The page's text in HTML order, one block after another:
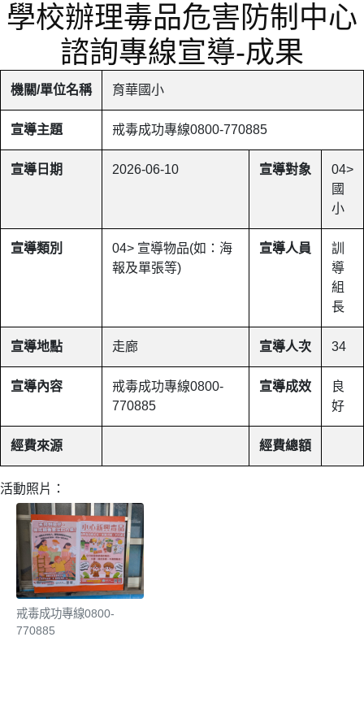
學校辦理毒品危害防制中心
諮詢專線宣導-成果
機關/單位名稱 育華國小
宣導主題 戒毒成功專線0800-770885
宣導日期 2026-06-10 宣導對象
04>
國
小
宣導類別
04> 宣導物品(如：海
報及單張等)
宣導人員
訓
導
組
長
宣導地點 走廊 宣導人次 34
宣導內容
戒毒成功專線0800-
770885
宣導成效
良
好
經費來源 經費總額
活動照片：
戒毒成功專線0800-
770885